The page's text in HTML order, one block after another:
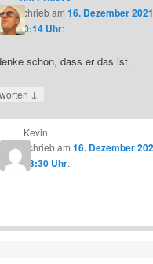
schriebam 16. Dezember
20:14 Uhr:
schon, dass er das ist.
↓
Kevin
schriebam16. Dezember
23:30 Uhr: